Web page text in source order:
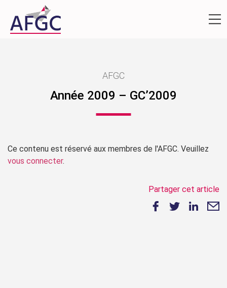
AFGC
Année 2009 – GC’2009
Ce contenu est réservé aux membres de l'AFGC. Veuillez
vous connecter.
Partager cet article